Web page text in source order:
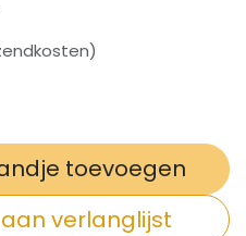
toevoegen
verlanglijst